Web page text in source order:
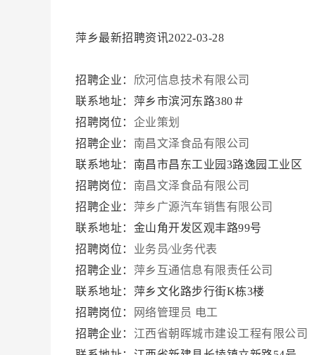
萍乡最新招聘资讯2022-03-28
招聘企业： 欣河信息技术有限公司
联系地址：萍乡市滨河东路380＃
招聘岗位： 企业策划
招聘企业： 南昌文泽食品有限公司
联系地址：南昌市昌东工业园3路逸园工业区
招聘岗位： 南昌文泽食品有限公司
招聘企业： 萍乡广源汽车销售有限公司
联系地址：金山角开发区观丰路99号
招聘岗位： 业务员∕业务代表
招聘企业： 萍乡互通信息有限责任公司
联系地址：萍乡文化路步行街K栋3楼
招聘岗位：
网络管理员 电工
招聘企业： 江西省朝晖城市建设工程有限公司